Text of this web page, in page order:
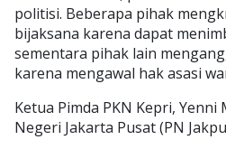
politisi. Beberapa pihak
bijaksana karena dapat
sementara pihak lain
karena mengawal hak asasi
Ketua Pimda PKN Kepri,
Negeri Jakarta Pusat (PN